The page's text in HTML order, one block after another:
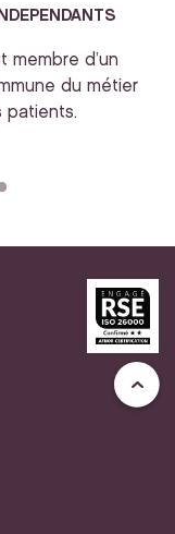
membre d’un
du métier
patients.